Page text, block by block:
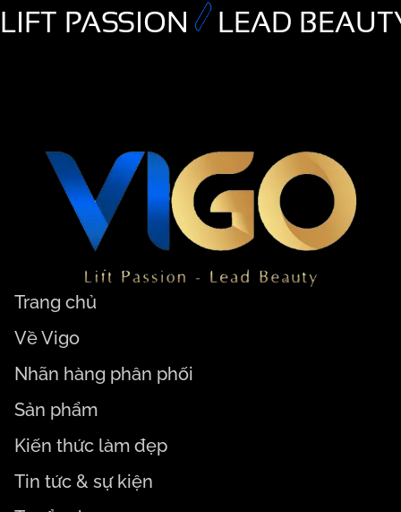
LIFT PASSION LEAD
Trang chủ
Về Vigo
Nhãn hàng phân phối
Sản phẩm
Kiến thức làm đẹp
Tin tức & sự kiện